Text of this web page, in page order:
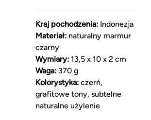
Kraj pochodzenia:Indonezja
Materiał:naturalny marmur
czarny
Wymiary:13,5 x 10 x 2 cm
Waga:370 g
Kolorystyka:czerń,
grafitowe tony, subtelne
naturalne użylenie